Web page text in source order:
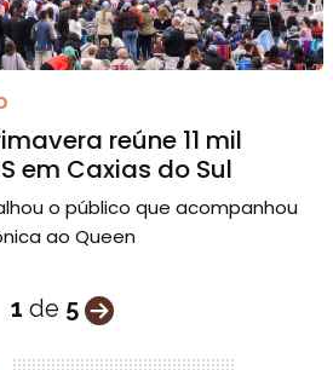
reúne 11 mil
em Caxias do Sul
o público que acompanhou
ao Queen
1 de 5